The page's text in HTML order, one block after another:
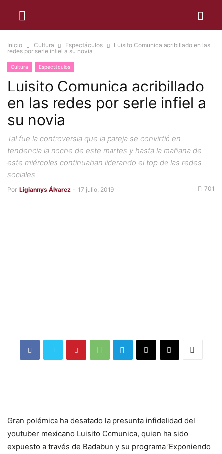
Inicio Cultura Espectáculos
Luisito Comunica acribillado en las
redes por serle infiel a su novia
Cultura Espectáculos
Luisito Comunica acribillado
en las redes por serle infiel a
su novia
Tal fue la controversia que la pareja se convirtió en
tendencia la noche de este martes y hasta la mañana de
este miércoles continuaban liderando el top de las redes
sociales
Por Ligiannys Álvarez - 17 julio, 2019 701
Gran polémica ha desatado la presunta infidelidad del
youtuber mexicano Luisito Comunica, quien ha sido
expuesto a través de Badabun y su programa ‘Exponiendo